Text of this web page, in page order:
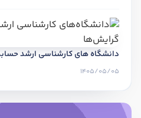
دانشگاه های کارشناسی ارشد
1405/05/05